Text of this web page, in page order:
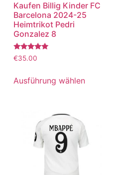
Kaufen Billig Kinder FC
Barcelona 2024-25
Heimtrikot Pedri
Gonzalez 8
Bewertet
mit
€35.00
Ausführung wählen